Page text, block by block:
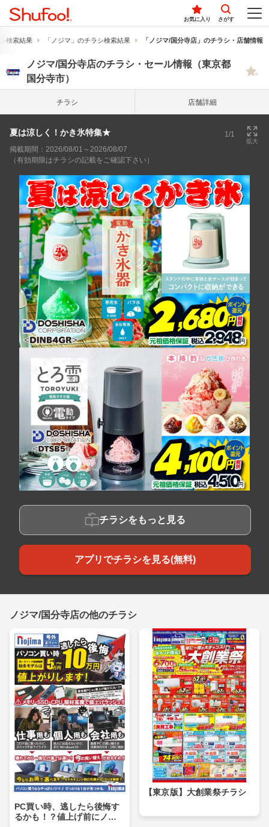
お気に入り さがす
検索結果 「ノジマ」のチラシ検索結果 「ノジマ/国分寺店」のチラシ・店舗情報
ノジマ/国分寺店のチラシ・セール情報（東京都
国分寺市）
チラシ 店舗詳細
夏は涼しく！かき氷特集★ 1/1
拡大
掲載期間：2026/08/01～2026/08/07
（有効期限はチラシの記載をご確認下さい）
チラシをもっと見る
アプリでチラシを見る(無料)
ノジマ/国分寺店の他のチラシ
PC買い時、逃したら後悔す
るかも！？値上げ前にノジ
【東京版】大創業祭チラシ